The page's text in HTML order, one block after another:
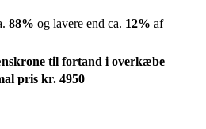
88% og lavere end ca. 12% af
til fortand i overkæbe
pris kr. 4950